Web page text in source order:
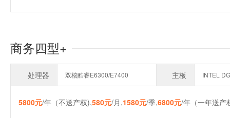
商务四型+
处理器 双核酷睿E6300/E7400 主板 INTEL
5800元/年（不送产权),580元/月,1580元/季,6800元/年（一年送产